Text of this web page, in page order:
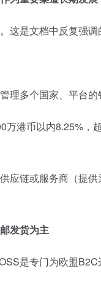
这是文档中反复强调
理多个国家、平台的
万港币以内8.25%，
应链或服务商（提
发货为主
是专门为欧盟